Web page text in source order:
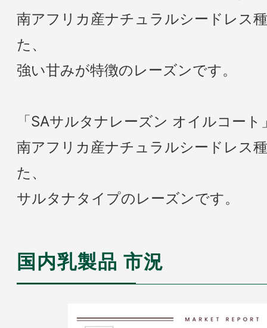
南アフリカ産ナチュラルシードレス
た、
強い甘みが特徴のレーズンです。
「SAサルタナレーズン オイルコート
南アフリカ産ナチュラルシードレス
た、
サルタナタイプのレーズンです。
国内乳製品 市況